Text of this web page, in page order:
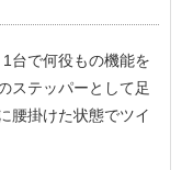
1台で何役もの機能を
ステッパーとして足
腰掛けた状態でツイ